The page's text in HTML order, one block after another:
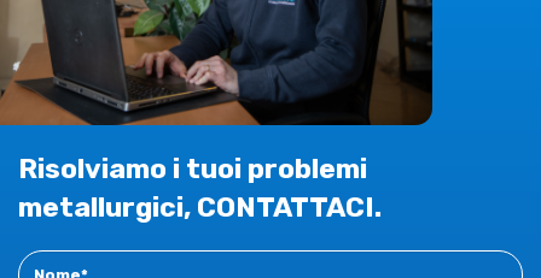
Risolviamo i tuoi problemi
metallurgici, CONTATTACI.
Contact